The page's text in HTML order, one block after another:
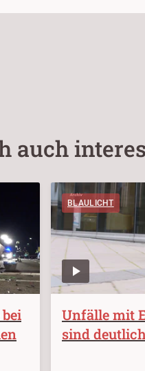
auch
BLAULICHT
Unfälle mit
sind